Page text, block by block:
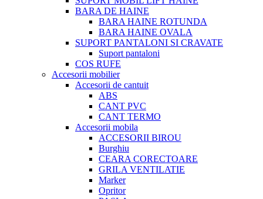
BARA DE HAINE
BARA HAINE ROTUNDA
BARA HAINE OVALA
SUPORT PANTALONI SI CRAVATE
Suport pantaloni
COS RUFE
Accesorii mobilier
Accesorii de cantuit
ABS
CANT PVC
CANT TERMO
Accesorii mobila
ACCESORII BIROU
Burghiu
CEARA CORECTOARE
GRILA VENTILATIE
Marker
Opritor